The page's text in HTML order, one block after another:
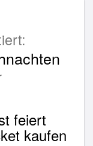
feiert
kaufen